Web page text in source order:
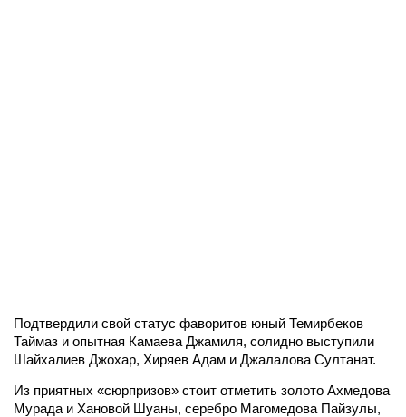
Подтвердили свой статус фаворитов юный Темирбеков
Таймаз и опытная Камаева Джамиля, солидно выступили
Шайхалиев Джохар, Хиряев Адам и Джалалова Султанат.
Из приятных «сюрпризов» стоит отметить золото Ахмедова
Мурада и Хановой Шуаны, серебро Магомедова Пайзулы,